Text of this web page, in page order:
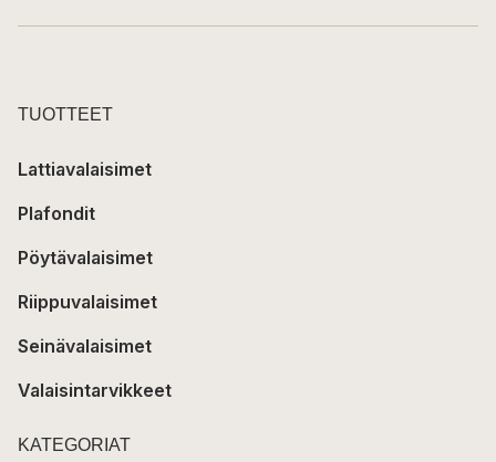
TUOTTEET
Lattiavalaisimet
Plafondit
Pöytävalaisimet
Riippuvalaisimet
Seinävalaisimet
Valaisintarvikkeet
KATEGORIAT